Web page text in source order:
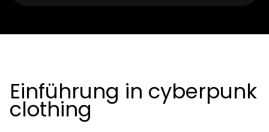
Einführung in cyberpunk
clothing